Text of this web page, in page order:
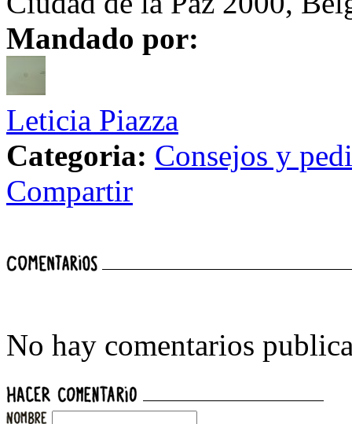
Mandado por:
Leticia Piazza
Categoria: Consejos y
Compartir
No hay comentarios